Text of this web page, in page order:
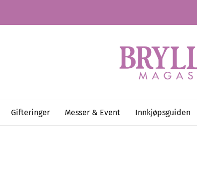
Gifteringer Messer & Event Innkjøpsguiden